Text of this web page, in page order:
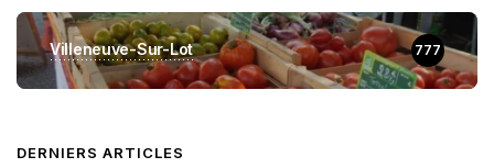
Villeneuve-Sur-Lot 777
DERNIERS ARTICLES